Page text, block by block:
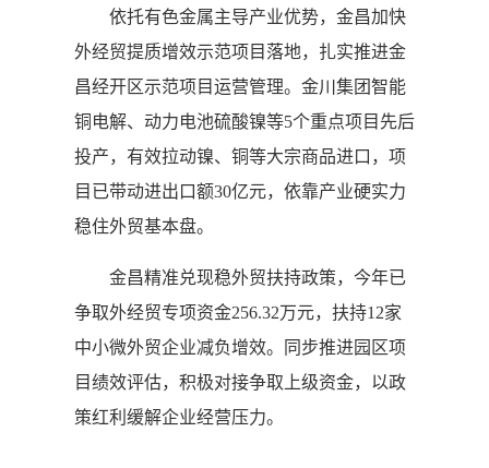
依托有色金属主导产业优势，金昌加快
外经贸提质增效示范项目落地，扎实推进金
昌经开区示范项目运营管理。金川集团智能
铜电解、动力电池硫酸镍等5个重点项目先后
投产，有效拉动镍、铜等大宗商品进口，项
目已带动进出口额30亿元，依靠产业硬实力
稳住外贸基本盘。
金昌精准兑现稳外贸扶持政策，今年已
争取外经贸专项资金256.32万元，扶持12家
中小微外贸企业减负增效。同步推进园区项
目绩效评估，积极对接争取上级资金，以政
策红利缓解企业经营压力。